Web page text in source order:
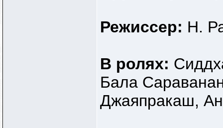
Режиссер: Н.
В ролях:
Бала
Джаяпракаш,